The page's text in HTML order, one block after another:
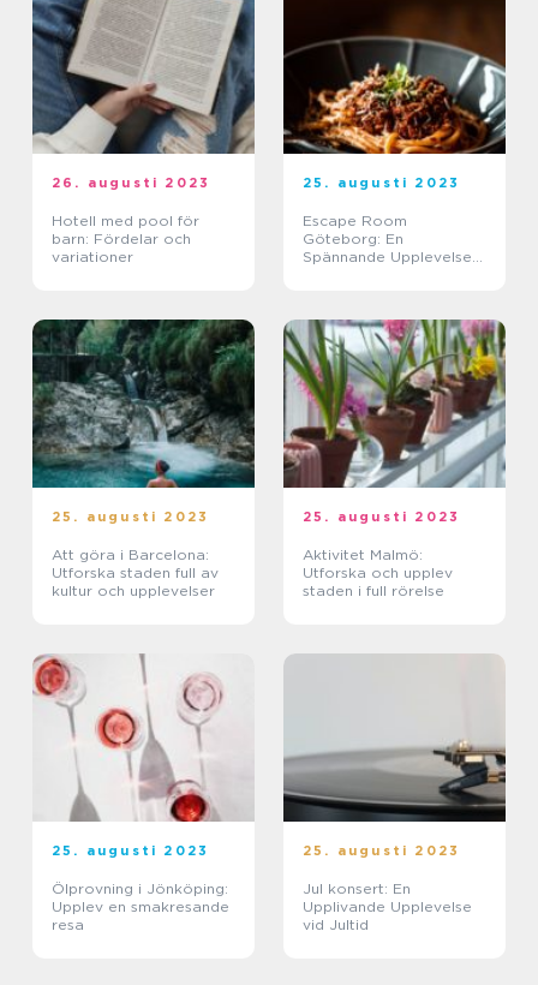
26. augusti 2023
Hotell med pool för
barn: Fördelar och
variationer
25. augusti 2023
Escape Room
Göteborg: En
Spännande Upplevelse
25. augusti 2023
Att göra i Barcelona:
Utforska staden full av
kultur och upplevelser
25. augusti 2023
Aktivitet Malmö:
Utforska och upplev
staden i full rörelse
25. augusti 2023
Ölprovning i Jönköping:
Upplev en smakresande
resa
25. augusti 2023
Jul konsert: En
Upplivande Upplevelse
vid Jultid